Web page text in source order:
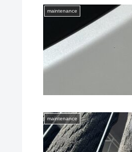
maintenance
maintenance